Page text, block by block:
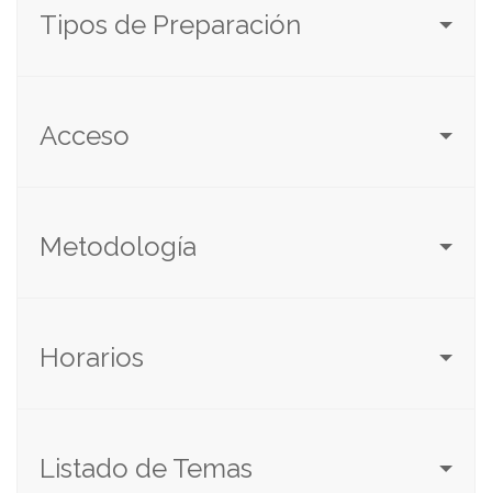
Tipos de Preparación
Acceso
Metodología
Horarios
Listado de Temas